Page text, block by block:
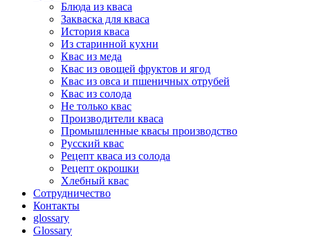
Блюда из кваса
Закваска для кваса
История кваса
Из старинной кухни
Квас из меда
Квас из овощей фруктов и ягод
Квас из овса и пшеничных отрубей
Квас из солода
Не только квас
Производители кваса
Промышленные квасы производство
Русский квас
Рецепт кваса из солода
Рецепт окрошки
Хлебный квас
Сотрудничество
Контакты
glossary
Glossary